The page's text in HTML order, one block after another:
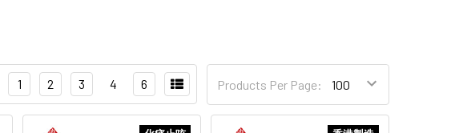
Products Per Page:
1 2 3 4 6